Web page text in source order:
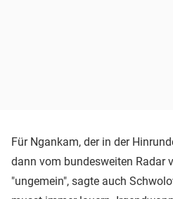
Für Ngankam, der in der
dann vom bundesweiten Radar
"ungemein", sagte auch